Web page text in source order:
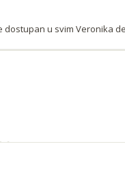
dostupan u svim Veronika